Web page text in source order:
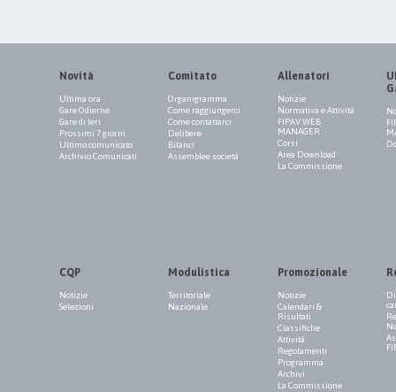
Novità
Ultima ora
Gare Odierne
Gare di Ieri
Prossimi 7 giorni
Ultimo comunicato
Archivio Comunicati
Comitato
Organigramma
Come raggiungerci
Come contattarci
Delibere
Bilanci
Assemblee società
Allenatori
Notizie
Normativa e Attività
FIPAV WEB
MANAGER
Corsi
Area Download
La Commissione
CQP
Notizie
Selezioni
Modulistica
Territoriale
Nazionale
Promozionale
Notizie
Calendari &
Risultati
Classifiche
Attività
Regolamenti
Programma
Archivi
La Commissione